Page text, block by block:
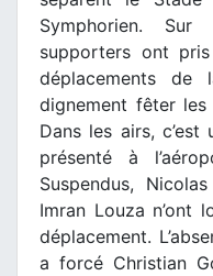
Symphorien.
supporters ont
déplacements
dignement fêter
Dans les airs, c’est
présenté à
Suspendus,
Imran Louza n’ont
déplacement.
a forcé Christian